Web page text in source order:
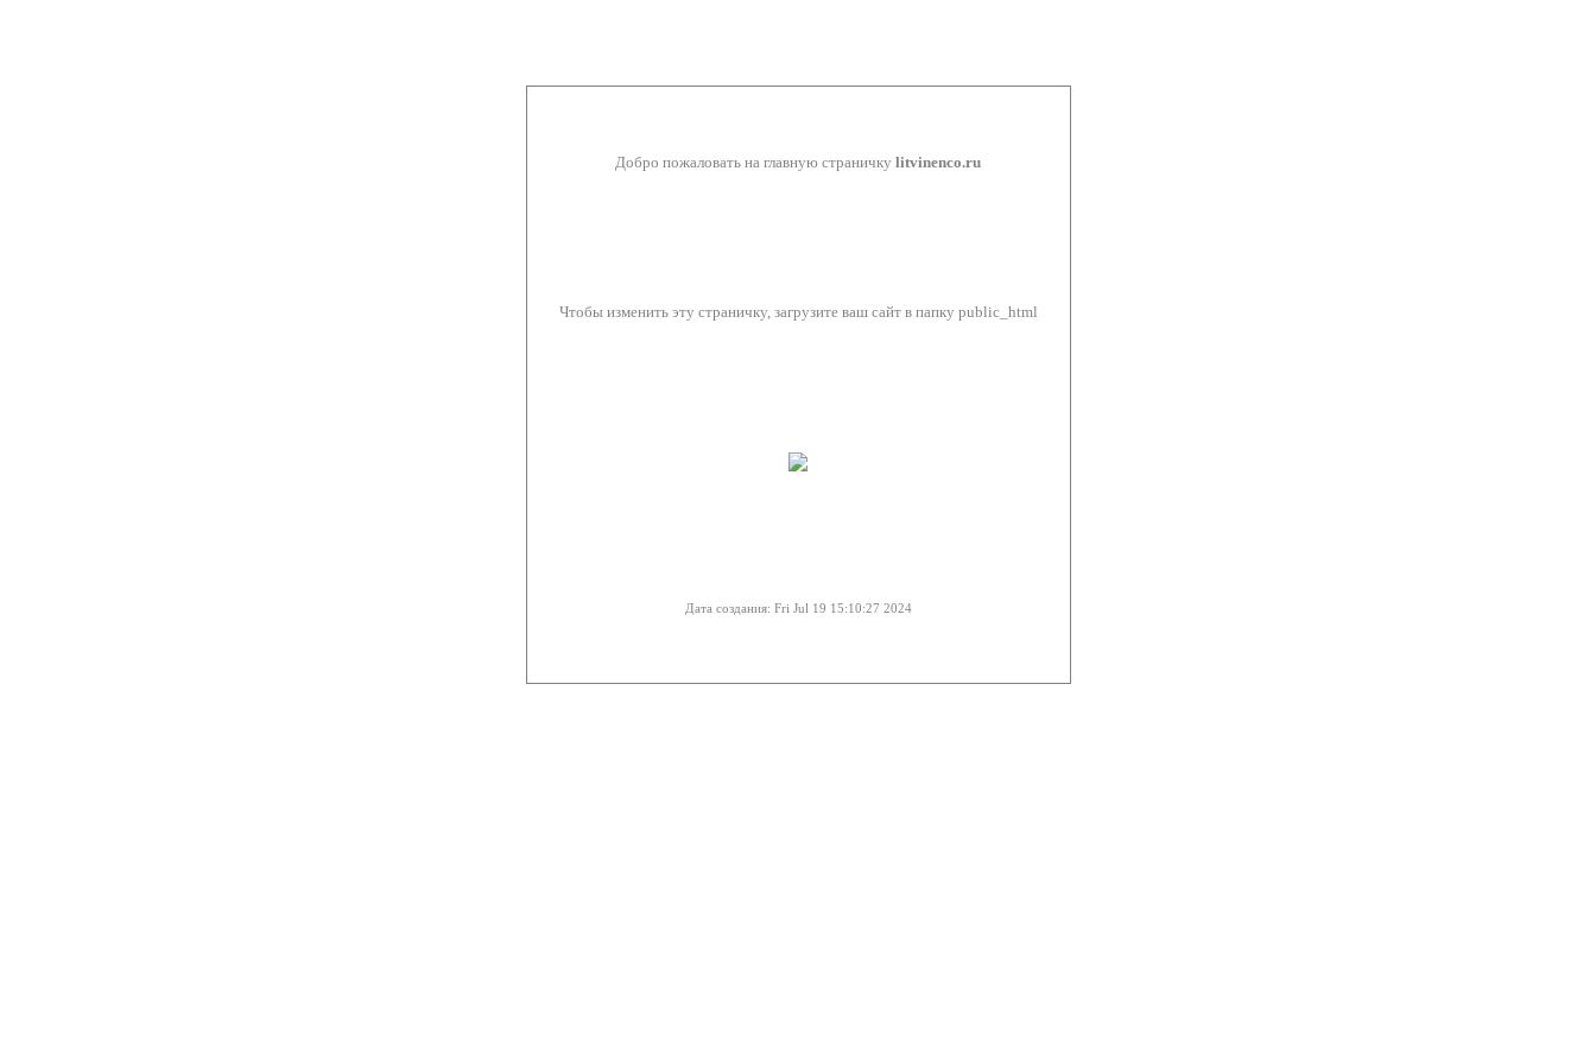
Добро пожаловать на главную страничку litvinenco.ru
Чтобы изменить эту страничку, загрузите ваш сайт в папку public_html
Дата создания: Fri Jul 19 15:10:27 2024